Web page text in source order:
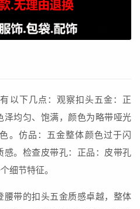
以下几点：观察扣头五金：正
泽均匀、饱满，颜色为略带哑光
。仿品：五金整体颜色过于闪
感。检查皮带孔：正品：皮带孔
细节特征。
带的扣头五金质感卓越，整体